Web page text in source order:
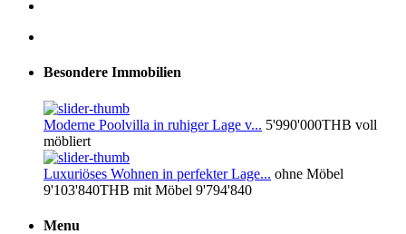
Besondere Immobilien
Moderne Poolvilla in ruhiger Lage v... 5'990'000THB voll
möbliert
Luxuriöses Wohnen in perfekter Lage... ohne Möbel
9'103'840THB mit Möbel 9'794'840
Menu